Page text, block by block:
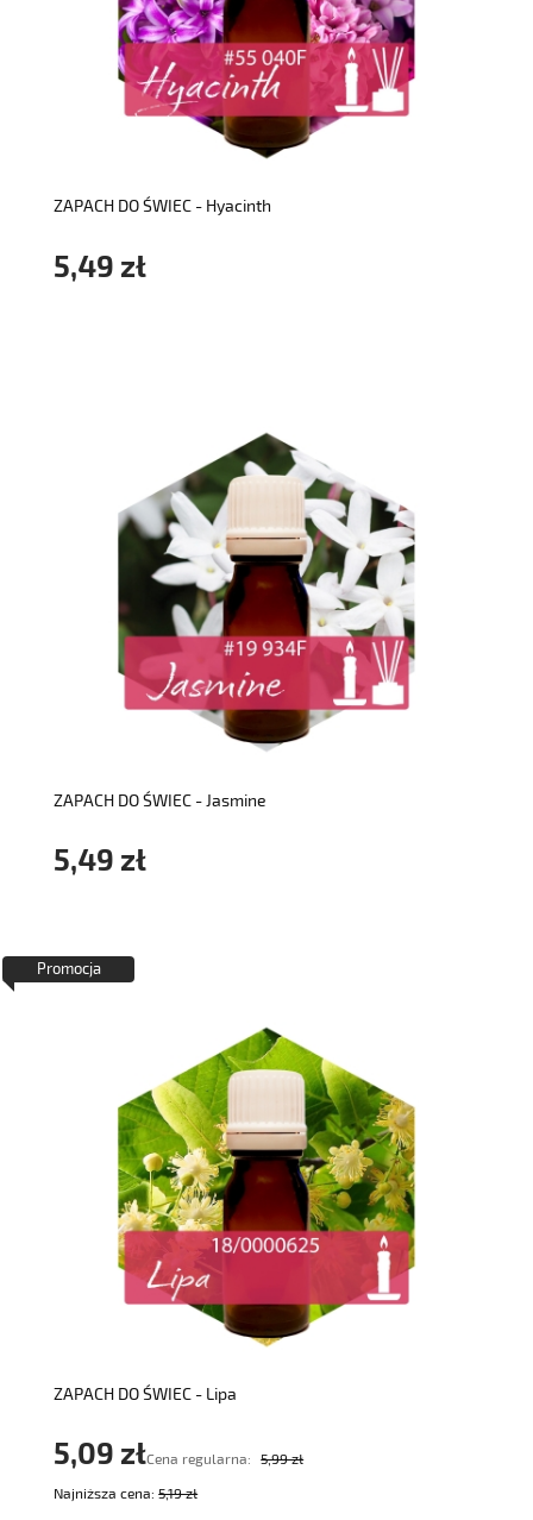
ZAPACH DO ŚWIEC - Hyacinth
5,49 zł
do koszyka
ZAPACH DO ŚWIEC - Jasmine
5,49 zł
do koszyka
ZAPACH DO ŚWIEC - Lipa
5,09 złCena regularna: 5,99 zł
Najniższa cena:5,19 zł
Promocja